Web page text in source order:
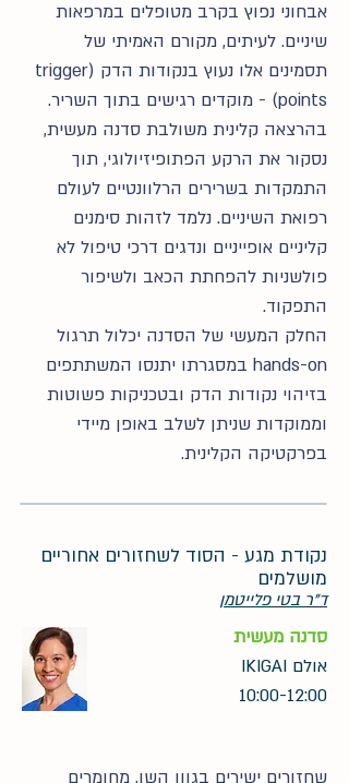
אבחוני נפוץ בקרב מטופלים במרפאות
שיניים. לעיתים, מקורם האמיתי של
תסמינים אלו נעוץ בנקודות הדק (trigger
points) - מוקדים רגישים בתוך השריר.
בהרצאה קלינית משולבת סדנה מעשית,
נסקור את הרקע הפתופיזיולוגי, תוך
התמקדות בשרירים הרלוונטיים לעולם
רפואת השיניים. נלמד לזהות סימנים
קליניים אופייניים ונדגים דרכי טיפול לא
פולשניות להפחתת הכאב ולשיפור
התפקוד.
החלק המעשי של הסדנה יכלול תרגול
hands-on במסגרתו יתנסו המשתתפים
בזיהוי נקודות הדק ובטכניקות פשוטות
וממוקדות שניתן לשלב באופן מיידי
בפרקטיקה הקלינית.
נקודת מגע - הסוד לשחזורים אחוריים
מושלמים
ד"ר בטי פלייטמן
סדנה מעשית
אולם IKIGAI
10:00-12:00
שחזורים ישירים בגוון השן, מחומרים